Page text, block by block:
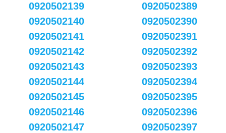
0920502139
0920502140
0920502141
0920502142
0920502143
0920502144
0920502145
0920502146
0920502147
0920502389
0920502390
0920502391
0920502392
0920502393
0920502394
0920502395
0920502396
0920502397